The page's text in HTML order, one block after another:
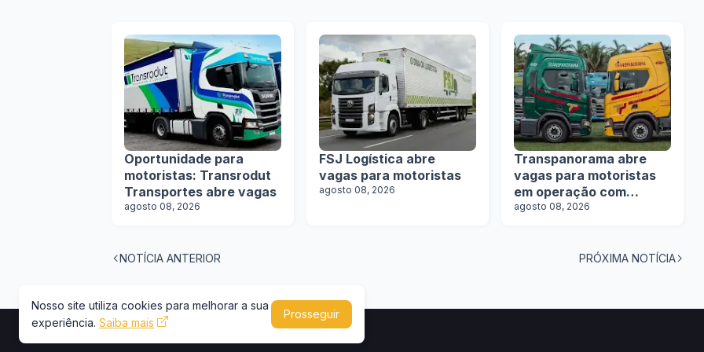
Oportunidade para
motoristas: Transrodut
Transportes abre vagas
agosto 08, 2026
FSJ Logística abre
vagas para motoristas
agosto 08, 2026
Transpanorama abre
vagas para motoristas
em operação com
tanques
agosto 08, 2026
NOTÍCIA ANTERIOR PRÓXIMA NOTÍCIA
Nosso site utiliza cookies para melhorar a sua
experiência. Saiba mais
Prosseguir